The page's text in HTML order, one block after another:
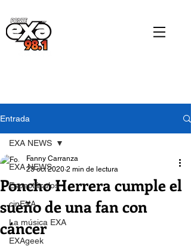
Entrada
EXA NEWS
Espectáculos
cinEXA
La música EXA
EXAgeek
EXA NEWS
Poncho Herrera cumple el
sueño de una fan con
cáncer
Fanny Carranza
23 oct 2020 2 min de lectura